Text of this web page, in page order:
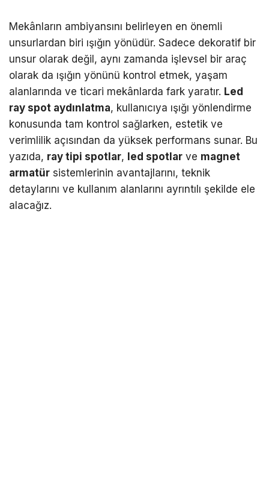
Mekânların ambiyansını belirleyen en önemli
unsurlardan biri ışığın yönüdür. Sadece dekoratif bir
unsur olarak değil, aynı zamanda işlevsel bir araç
olarak da ışığın yönünü kontrol etmek, yaşam
alanlarında ve ticari mekânlarda fark yaratır. Led
ray spot aydınlatma, kullanıcıya ışığı yönlendirme
konusunda tam kontrol sağlarken, estetik ve
verimlilik açısından da yüksek performans sunar. Bu
yazıda, ray tipi spotlar, led spotlar ve magnet
armatür sistemlerinin avantajlarını, teknik
detaylarını ve kullanım alanlarını ayrıntılı şekilde ele
alacağız.